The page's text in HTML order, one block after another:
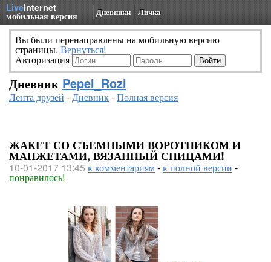
LiveInternet
мобильная версия Дневники Личка
Вы были перенаправлены на мобильную версию
страницы. Вернуться!
Авторизация
Дневник Pepel_Rozi
Лента друзей -Дневник-Полная версия
ЖАКЕТ СО СЪЕМНЫМИ ВОРОТНИКОМ И
МАНЖЕТАМИ, ВЯЗАННЫЙ СПИЦАМИ!
10-01-2017 13:45 к комментариям-к полной версии -
понравилось!